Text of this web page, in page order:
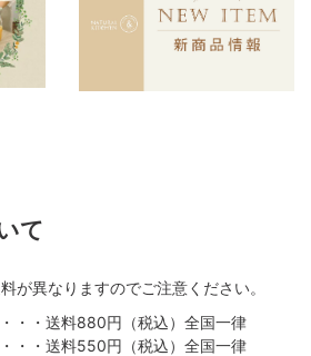
て
が異なりますのでご注意ください。
・・送料880円（税込）全国一律
・・送料550円（税込）全国一律